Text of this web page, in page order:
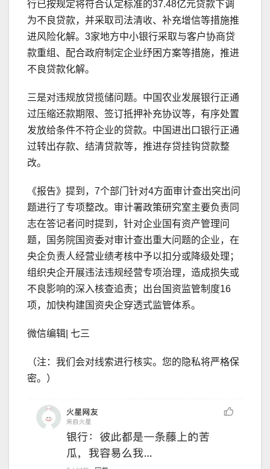
行已按规定将符合认定标准的37.48亿元贷款下调
为不良贷款，并采取司法清收、补充增信等措施推
进风险化解。3家地方中小银行采取与客户协商贷
款重组、配合政府制定企业纾困方案等措施，推进
不良贷款化解。
三是对违规放贷揽储问题。中国农业发展银行正通
过压缩还款期限、签订抵押补充协议等，有序处置
发放给条件不符企业的贷款。中国进出口银行正通
过转出存款、结清贷款等，推进存贷挂钩贷款整
改。
《报告》提到，7个部门针对4方面审计查出突出问
题进行了专项整改。审计署政策研究室主要负责同
志在答记者问时提到，针对企业国有资产管理问
题，国务院国资委对审计查出重大问题的企业，在
央企负责人经营业绩考核中予以扣分或降级处理；
组织央企开展违法违规经营专项治理，造成损失或
不良影响的深入核查追责；出台国资监管制度16
项，加快构建国资央企穿透式监管体系。
微信编辑| 七三
（注：我们会对线索进行核实。您的隐私将严格保
密。）